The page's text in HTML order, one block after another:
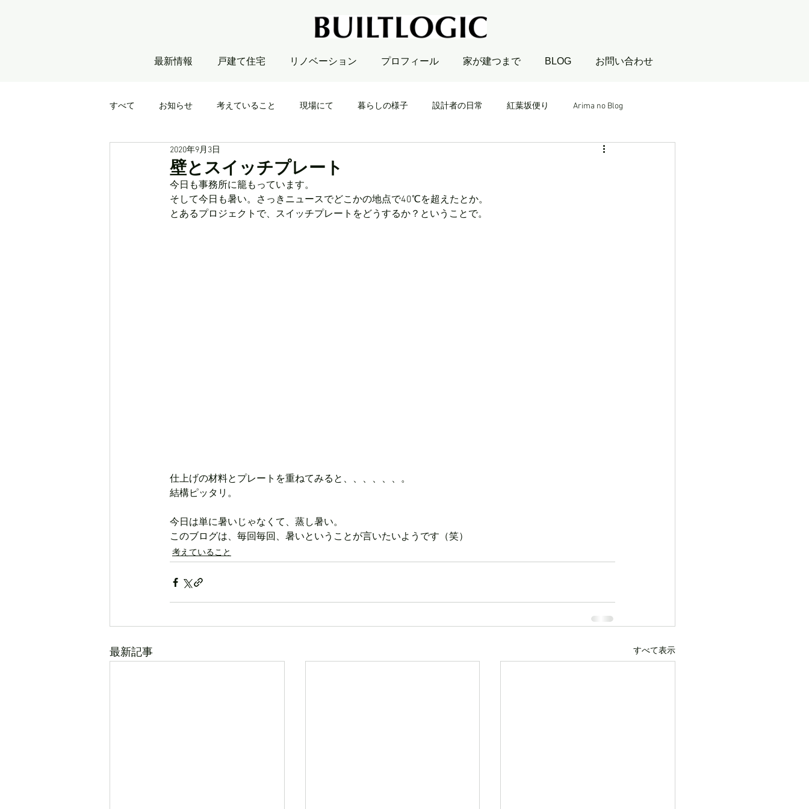
最新情報 戸建て住宅 リノベーション プロフィール 家が建つまで BLOG お問い合わせ
すべて お知らせ 考えていること 現場にて 暮らしの様子 設計者の日常 紅葉坂便り Arima no Blog
壁とスイッチプレート
2020年9月3日
今日も事務所に籠もっています。
そして今日も暑い。さっきニュースでどこかの地点で40℃を超えたとか。
とあるプロジェクトで、スイッチプレートをどうするか？ということで。
仕上げの材料とプレートを重ねてみると、、、、、、。
結構ピッタリ。
今日は単に暑いじゃなくて、蒸し暑い。
このブログは、毎回毎回、暑いということが言いたいようです（笑）
考えていること
最新記事 すべて表示